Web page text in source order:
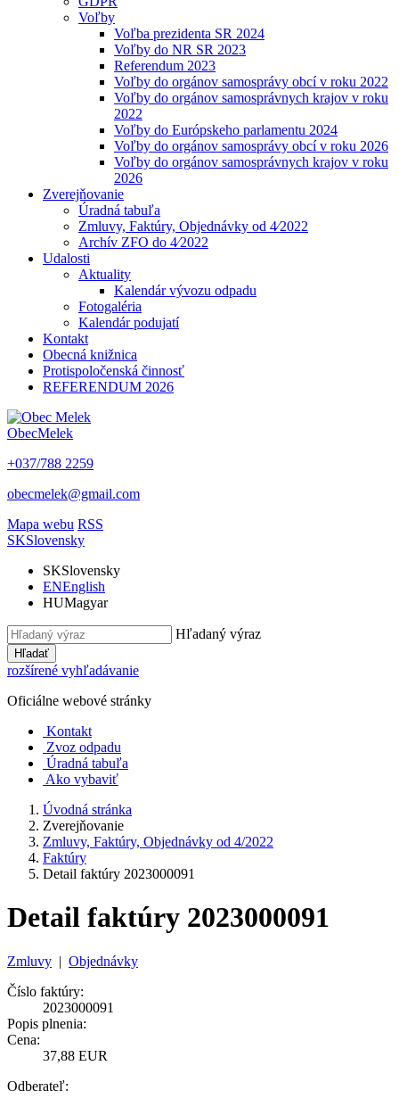
Voľby
Voľba prezidenta SR 2024
Voľby do NR SR 2023
Referendum 2023
Voľby do orgánov samosprávy obcí v roku 2022
Voľby do orgánov samosprávnych krajov v roku
2022
Voľby do Európskeho parlamentu 2024
Voľby do orgánov samosprávy obcí v roku 2026
Voľby do orgánov samosprávnych krajov v roku
2026
Zverejňovanie
Úradná tabuľa
Zmluvy, Faktúry, Objednávky od 4⁄2022
Archív ZFO do 4⁄2022
Udalosti
Aktuality
Kalendár vývozu odpadu
Fotogaléria
Kalendár podujatí
Kontakt
Obecná knižnica
Protispoločenská činnosť
REFERENDUM 2026
ObecMelek
+037/788 2259
obecmelek@gmail.com
Mapa webu RSS
SKSlovensky
SKSlovensky
ENEnglish
HUMagyar
Hľadaný výraz
Hľadať
rozšírené vyhľadávanie
Oficiálne webové stránky
Kontakt
Zvoz odpadu
Úradná tabuľa
Ako vybaviť
Úvodná stránka
Zverejňovanie
Zmluvy, Faktúry, Objednávky od 4/2022
Faktúry
Detail faktúry 2023000091
Detail faktúry 2023000091
Zmluvy | Objednávky
Číslo faktúry:
2023000091
Popis plnenia:
Cena:
37,88 EUR
Odberateľ: